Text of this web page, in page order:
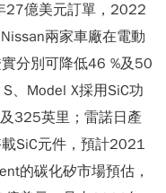
27億美元訂單，2022
兩家車廠在電動
分別可降低46 %及50
、Model X採用SiC功
325英里；雷諾日產
SiC元件，預計2021
的碳化矽市場預估，